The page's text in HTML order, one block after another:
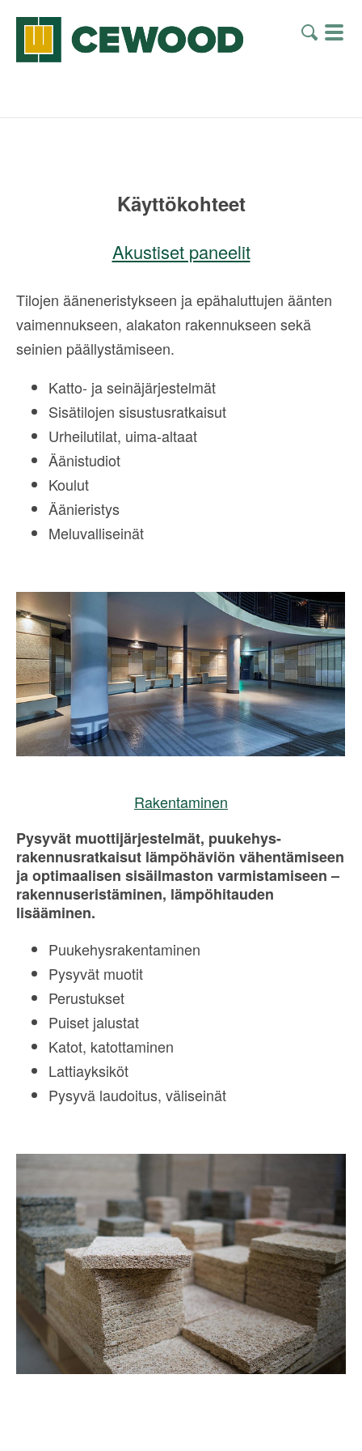
Käyttökohteet
Akustiset paneelit
Tilojen ääneneristykseen ja epähaluttujen äänten
vaimennukseen, alakaton rakennukseen sekä
seinien päällystämiseen.
Katto- ja seinäjärjestelmät
Sisätilojen sisustusratkaisut
Urheilutilat, uima-altaat
Äänistudiot
Koulut
Äänieristys
Meluvalliseinät
Rakentaminen
Pysyvät muottijärjestelmät, puukehys-
rakennusratkaisut lämpöhäviön vähentämiseen
ja optimaalisen sisäilmaston varmistamiseen –
rakennuseristäminen, lämpöhitauden
lisääminen.
Puukehysrakentaminen
Pysyvät muotit
Perustukset
Puiset jalustat
Katot, katottaminen
Lattiayksiköt
Pysyvä laudoitus, väliseinät